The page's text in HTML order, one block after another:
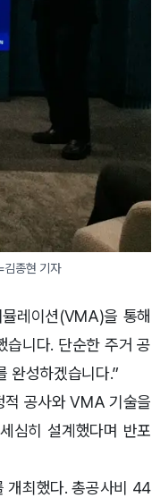
김종현 기자
레이션(VMA)을 통해
습니다. 단순한 주거 공
완성하겠습니다.”
적 공사와 VMA 기술을
심히 설계했다며 반포
개최했다. 총공사비 44